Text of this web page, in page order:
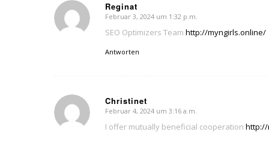
Reginat
sagte:
Februar 3, 2024 um 1:32 p.m.
SEO Optimizers Team http://myngirls.online/
Antworten
Christinet
sagte:
Februar 4, 2024 um 3:16 a.m.
I offer mutually beneficial cooperation http://